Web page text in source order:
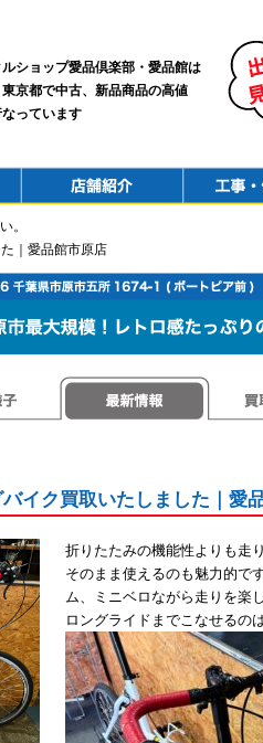
ルショップ愛品倶楽部・愛品館は
京都で中古、新品商品の高値
っています
。
｜愛品館市原店
イク買取いたしました｜愛
折りたたみの機能性よりも走
そのまま使えるのも魅力的で
ム、ミニベロながら走りを楽
ロングライドまでこなせるの